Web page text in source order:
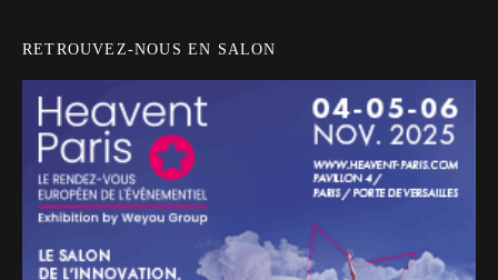
RETROUVEZ-NOUS EN SALON